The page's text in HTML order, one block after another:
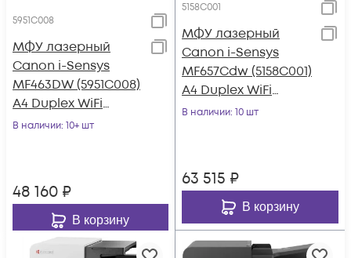
5951C008
МФУ лазерный
Canon i-Sensys
MF463DW (5951C008)
A4 Duplex WiFi
белый
В наличии: 10+ шт
48 160 ₽
В корзину
5158C001
МФУ лазерный
Canon i-Sensys
MF657Cdw (5158C001)
A4 Duplex WiFi
белый
В наличии: 10 шт
63 515 ₽
В корзину